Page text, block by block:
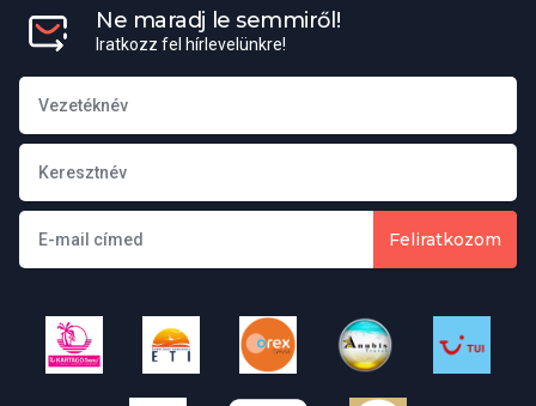
Ne maradj le semmiről!
Iratkozz fel hírlevelünkre!
Feliratkozom